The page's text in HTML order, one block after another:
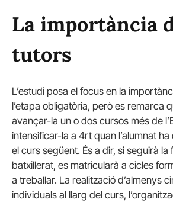
La importància
tutors
L’estudi posa el focus en la
l’etapa obligatòria, però es remarca
avançar-la un o dos cursos més de
intensificar-la a 4rt quan l’alumnat
el curs següent. És a dir, si seguirà
batxillerat, es matricularà a cicles
a treballar. La realització d’almenys
individuals al llarg del curs,